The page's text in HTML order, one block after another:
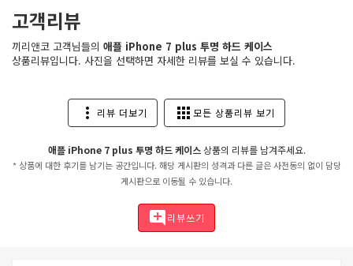
고객리뷰
끼리앤코 고객님들의 애플 iPhone 7 plus 투명 하드 케이스
상품리뷰입니다. 사진을 선택하면 자세한 리뷰를 보실 수 있습니다.
more_vert 리뷰 더보기 apps 모든 상품리뷰 보기
애플 iPhone 7 plus 투명 하드 케이스상품의 리뷰를 남겨주세요.
* 상품에 대한 후기를 남기는 공간입니다. 해당 게시판의 성격과 다른 글은 사전동의 없이 담당
게시판으로 이동될 수 있습니다.
add_comment 리뷰쓰기